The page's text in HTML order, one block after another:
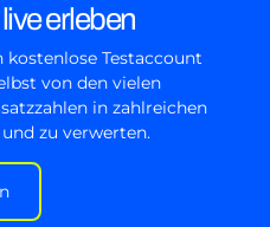
erleben
Testaccount
von den vielen
in zahlreichen
zu verwerten.